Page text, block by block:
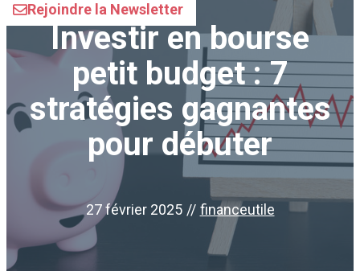
Rejoindre la Newsletter
Investir en bourse
petit budget : 7
stratégies gagnantes
pour débuter
27 février 2025 // financeutile